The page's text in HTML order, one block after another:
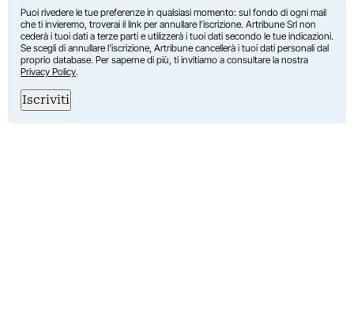
Puoi rivedere le tue preferenze in qualsiasi momento: sul fondo di ogni mail
che ti invieremo, troverai il link per annullare l’iscrizione. Artribune Srl non
cederà i tuoi dati a terze parti e utilizzerà i tuoi dati secondo le tue indicazioni.
Se scegli di annullare l’iscrizione, Artribune cancellerà i tuoi dati personali dal
proprio database. Per saperne di più, ti invitiamo a consultare la nostra
Privacy Policy.
Iscriviti